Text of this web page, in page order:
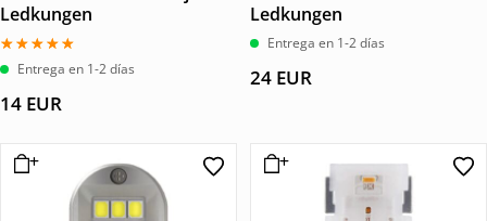
Ledkungen
Valorado
con
de 5
Entrega en 1-2 días
14 EUR
Ledkungen
Entrega en 1-2 días
24 EUR